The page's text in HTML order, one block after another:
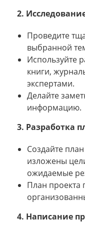
2.
Проведите
выбранной
Используйте
книги,
экспертами.
Делайте
информацию.
3. Разработка
Создайте
изложены
ожидаемые
План проекта
4. Написание